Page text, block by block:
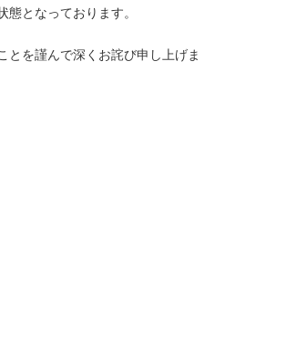
となっております。
とを謹んで深くお詫び申し上げま